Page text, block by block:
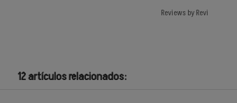
Reviews by Revi
12 artículos relacionados: